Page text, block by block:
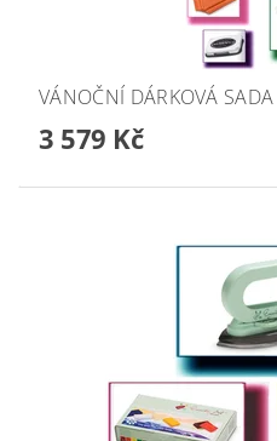
VÁNOČNÍ DÁRKOVÁ
3 579 Kč